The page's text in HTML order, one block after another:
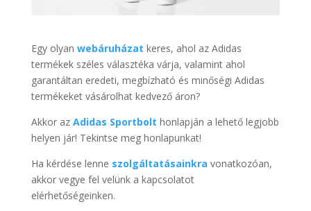
Egy olyan webáruházat keres, ahol az Adidas
termékek széles választéka várja, valamint ahol
garantáltan eredeti, megbízható és minőségi Adidas
termékeket vásárolhat kedvező áron?
Akkor az Adidas Sportbolt honlapján a lehető legjobb
helyen jár! Tekintse meg honlapunkat!
Ha kérdése lenne szolgáltatásainkra vonatkozóan,
akkor vegye fel velünk a kapcsolatot
elérhetőségeinken.